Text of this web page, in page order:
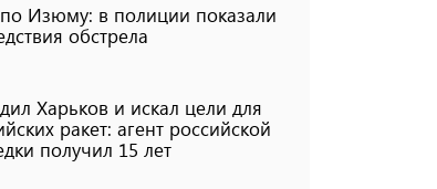
Изюму: в полиции показали
обстрела
Харьков и искал цели для
ракет: агент российской
получил 15 лет